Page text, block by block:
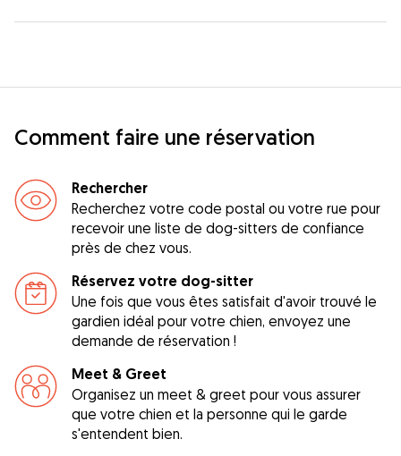
Comment faire une réservation
Rechercher
Recherchez votre code postal ou votre rue pour
recevoir une liste de dog-sitters de confiance
près de chez vous.
Réservez votre dog-sitter
Une fois que vous êtes satisfait d'avoir trouvé le
gardien idéal pour votre chien, envoyez une
demande de réservation !
Meet & Greet
Organisez un meet & greet pour vous assurer
que votre chien et la personne qui le garde
s'entendent bien.